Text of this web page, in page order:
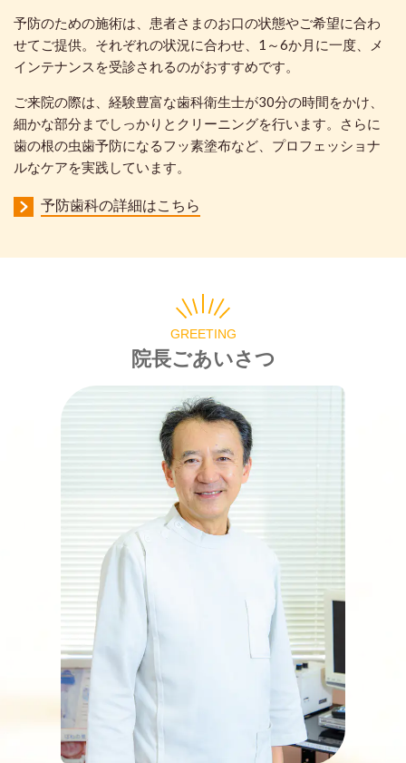
予防のための施術は、患者さまのお口の状態やご希望に合わ
せてご提供。それぞれの状況に合わせ、1～6か月に一度、メ
インテナンスを受診されるのがおすすめです。
ご来院の際は、経験豊富な歯科衛生士が30分の時間をかけ、
細かな部分までしっかりとクリーニングを行います。さらに
歯の根の虫歯予防になるフッ素塗布など、プロフェッショナ
ルなケアを実践しています。
予防歯科の詳細はこちら
GREETING
院長ごあいさつ